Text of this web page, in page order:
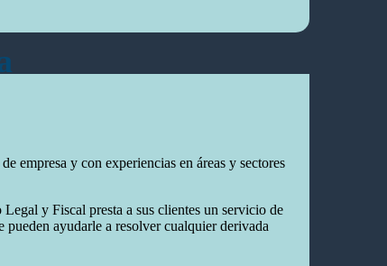
empresa y con experiencias en áreas y sectores
y Fiscal presta a sus clientes un servicio de
pueden ayudarle a resolver cualquier derivada